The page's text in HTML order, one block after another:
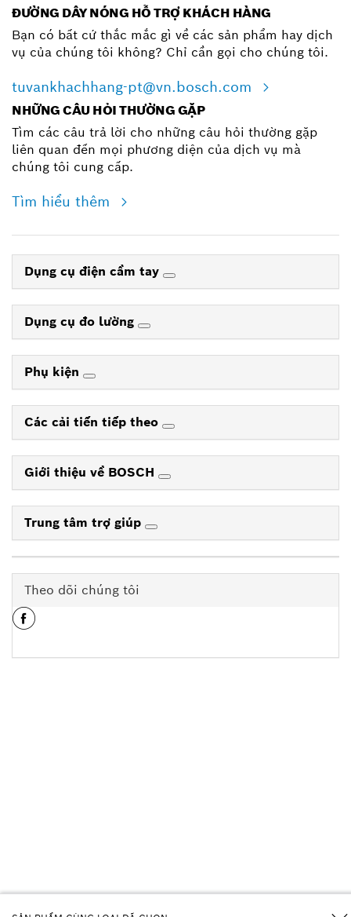
ĐƯỜNG DÂY NÓNG HỖ TRỢ KHÁCH HÀNG
Bạn có bất cứ thắc mắc gì về các sản phẩm hay dịch
vụ của chúng tôi không? Chỉ cần gọi cho chúng tôi.
tuvankhachhang-pt@vn.bosch.com
NHỮNG CÂU HỎI THƯỜNG GẶP
Tìm các câu trả lời cho những câu hỏi thường gặp
liên quan đến mọi phương diện của dịch vụ mà
chúng tôi cung cấp.
Tìm hiểu thêm
Dụng cụ điện cầm tay
Dụng cụ đo lường
Phụ kiện
Các cải tiến tiếp theo
Giới thiệu về BOSCH
Trung tâm trợ giúp
Theo dõi chúng tôi